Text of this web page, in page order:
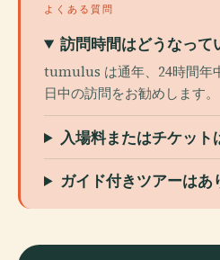
よくある質問
訪問時間はどうなって
tumulus は通年、24時間年
日中の訪問をお勧めします。
入場料またはチケット
ガイド付きツアーはあ